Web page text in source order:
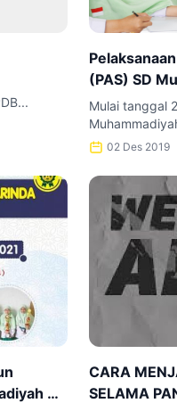
(PAS) SD
Samarinda
Mulai tanggal
02 Des 2019
4
CARA
SELAMA